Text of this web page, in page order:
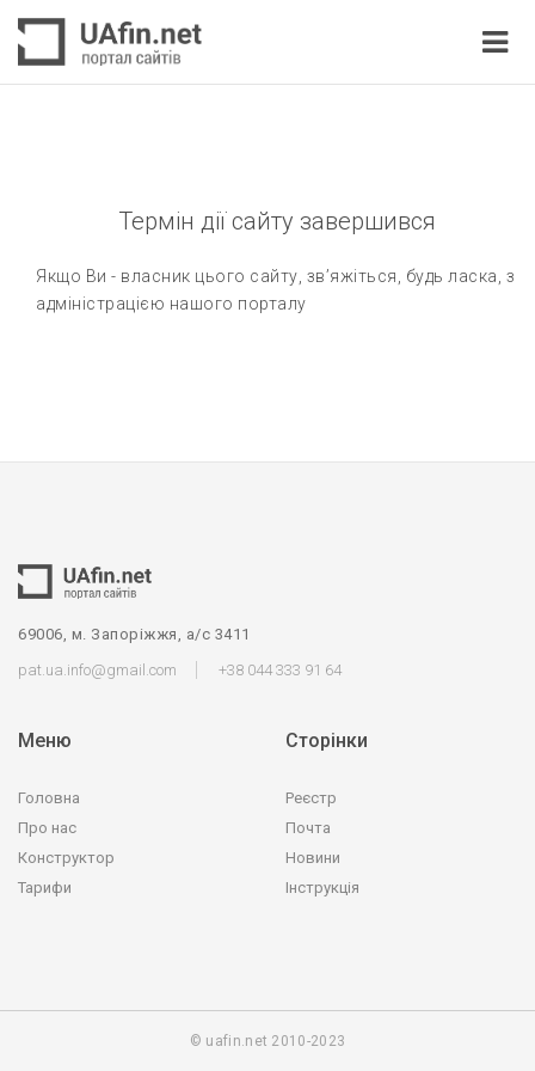
Термін дії сайту завершився
Якщо Ви - власник цього сайту, зв’яжіться, будь ласка, з
адміністрацією нашого порталу
69006, м. Запоріжжя, а/с 3411
pat.ua.info@gmail.com
+38 044 333 91 64
Меню
Головна
Про нас
Конструктор
Тарифи
Сторінки
Реєстр
Почта
Новини
Інструкція
© uafin.net 2010-2023